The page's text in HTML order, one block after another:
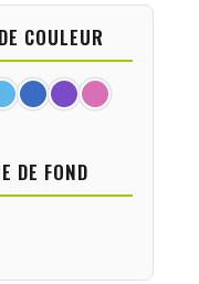
COULEUR
DE FOND